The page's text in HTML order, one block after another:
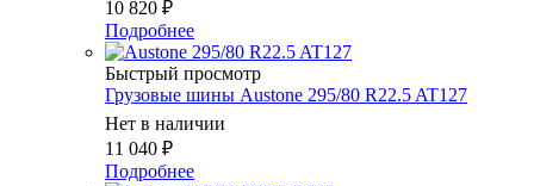
10 820 ₽
Подробнее
Быстрый просмотр
Грузовые шины Austone 295/80 R22.5 AT127
Нет в наличии
11 040 ₽
Подробнее